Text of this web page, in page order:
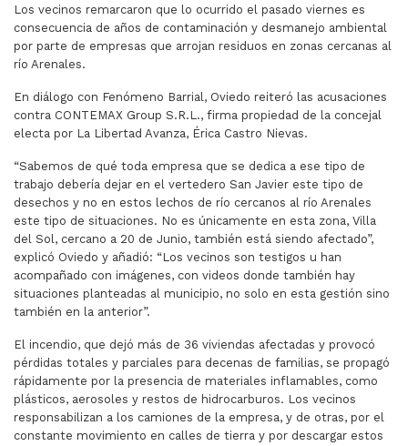
Los vecinos remarcaron que lo ocurrido el pasado viernes es
consecuencia de años de contaminación y desmanejo ambiental
por parte de empresas que arrojan residuos en zonas cercanas al
río Arenales.
En diálogo con Fenómeno Barrial, Oviedo reiteró las acusaciones
contra CONTEMAX Group S.R.L., firma propiedad de la concejal
electa por La Libertad Avanza, Érica Castro Nievas.
“Sabemos de qué toda empresa que se dedica a ese tipo de
trabajo debería dejar en el vertedero San Javier este tipo de
desechos y no en estos lechos de río cercanos al río Arenales
este tipo de situaciones. No es únicamente en esta zona, Villa
del Sol, cercano a 20 de Junio, también está siendo afectado”,
explicó Oviedo y añadió: “Los vecinos son testigos u han
acompañado con imágenes, con videos donde también hay
situaciones planteadas al municipio, no solo en esta gestión sino
también en la anterior”.
El incendio, que dejó más de 36 viviendas afectadas y provocó
pérdidas totales y parciales para decenas de familias, se propagó
rápidamente por la presencia de materiales inflamables, como
plásticos, aerosoles y restos de hidrocarburos. Los vecinos
responsabilizan a los camiones de la empresa, y de otras, por el
constante movimiento en calles de tierra y por descargar estos